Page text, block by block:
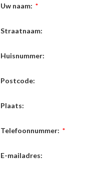
Uw naam: *
Straatnaam:
Huisnummer:
Postcode:
Plaats:
Telefoonnummer: *
E-mailadres: